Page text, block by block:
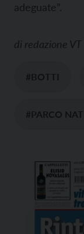
adeguate”.
di redazione VT
#BOTTI
#PARCO